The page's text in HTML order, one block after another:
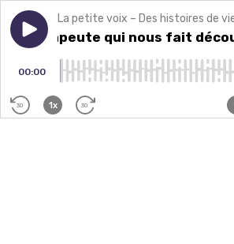
Play episodeLa thérapeute qui nous fait
La thérapeute qui nous fait
00:00
30 1x 30